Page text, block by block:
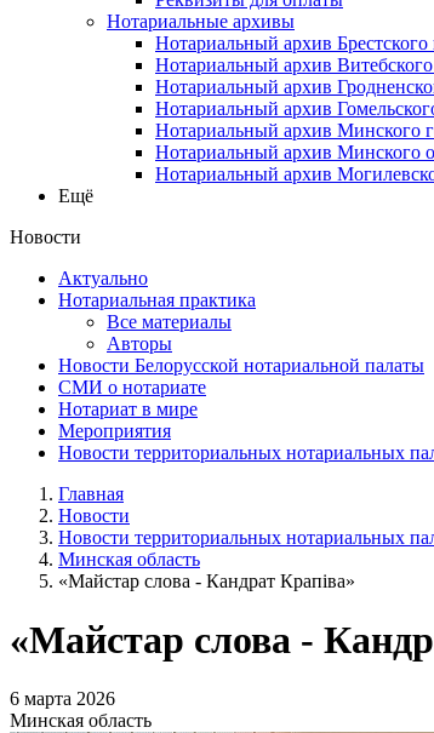
Нотариальные архивы
Нотариальный архив Брестского
Нотариальный архив
Нотариальный архив
Нотариальный архив
Нотариальный архив Минского
Нотариальный архив Минского
Нотариальный архив
Ещё
Новости
Актуально
Нотариальная практика
Все материалы
Авторы
Новости Белорусской нотариальной палаты
СМИ о нотариате
Нотариат в мире
Мероприятия
Новости территориальных нотариальных
Главная
Новости
Новости территориальных нотариальных
Минская область
«Майстар слова - Кандрат Крапіва»
«Майстар слова -
6 марта 2026
Минская область